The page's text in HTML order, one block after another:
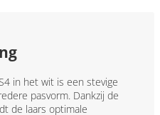
in het wit is een stevige
pasvorm. Dankzij de
de laars optimale